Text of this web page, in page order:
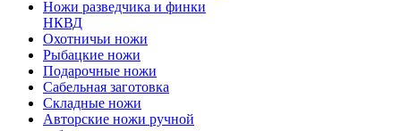
Ножи разведчика и финки
НКВД
Охотничьи ножи
Рыбацкие ножи
Подарочные ножи
Сабельная заготовка
Складные ножи
Авторские ножи ручной